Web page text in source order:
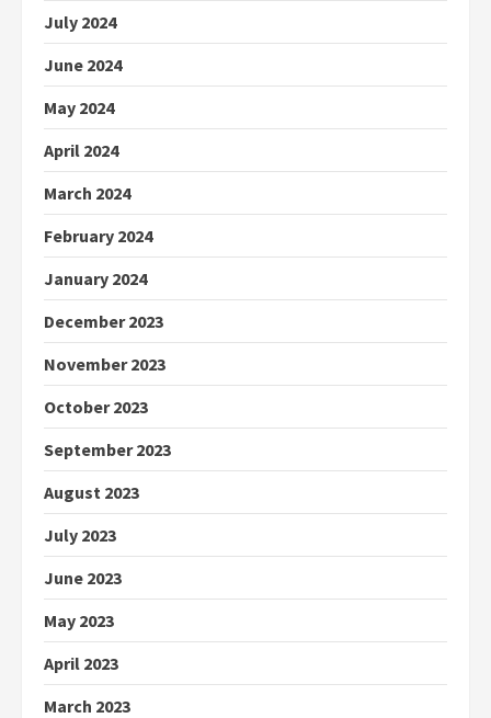
July 2024
June 2024
May 2024
April 2024
March 2024
February 2024
January 2024
December 2023
November 2023
October 2023
September 2023
August 2023
July 2023
June 2023
May 2023
April 2023
March 2023